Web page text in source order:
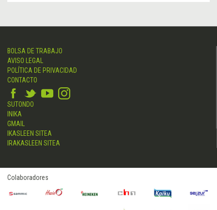
BOLSA DE TRABAJO
AVISO LEGAL
POLÍTICA DE PRIVACIDAD
CONTACTO
SUTONDO
INIKA
GMAIL
IKASLEEN SITEA
IRAKASLEEN SITEA
Colaboradores